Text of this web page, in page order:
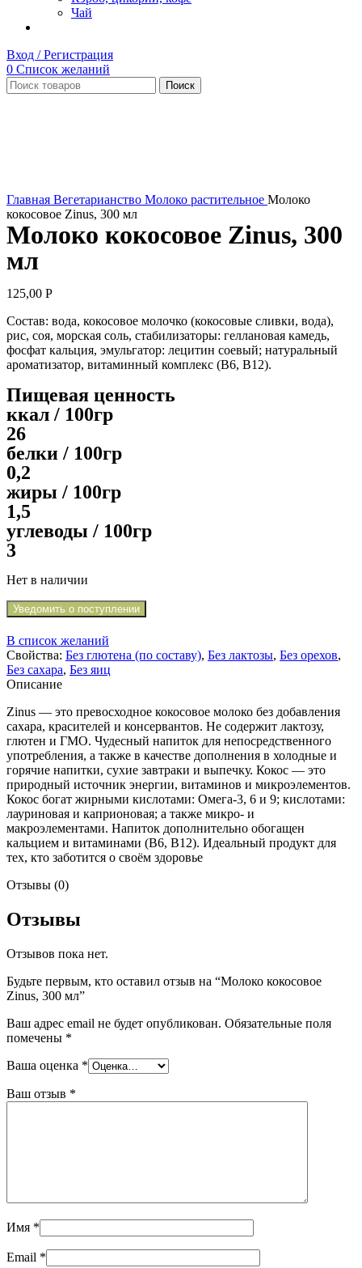
Чай
Вход / Регистрация
0 Список желаний
Поиск
Главная Вегетарианство Молоко растительное Молоко
кокосовое Zinus, 300 мл
Молоко кокосовое Zinus, 300
мл
125,00 Р
Состав: вода, кокосовое молочко (кокосовые сливки, вода),
рис, соя, морская соль, стабилизаторы: геллановая камедь,
фосфат кальция, эмульгатор: лецитин соевый; натуральный
ароматизатор, витаминный комплекс (B6, В12).
Пищевая ценность
ккал / 100гр
26
белки / 100гр
0,2
жиры / 100гр
1,5
углеводы / 100гр
3
Нет в наличии
Уведомить о поступлении
В список желаний
Свойства: Без глютена (по составу), Без лактозы, Без орехов,
Без сахара, Без яиц
Описание
Zinus — это превосходное кокосовое молоко без добавления
сахара, красителей и консервантов. Не содержит лактозу,
глютен и ГМО. Чудесный напиток для непосредственного
употребления, а также в качестве дополнения в холодные и
горячие напитки, сухие завтраки и выпечку. Кокос — это
природный источник энергии, витаминов и микроэлементов.
Кокос богат жирными кислотами: Омега-3, 6 и 9; кислотами:
лауриновая и каприоновая; а также микро- и
макроэлементами. Напиток дополнительно обогащен
кальцием и витаминами (В6, В12). Идеальный продукт для
тех, кто заботится о своём здоровье
Отзывы (0)
Отзывы
Отзывов пока нет.
Будьте первым, кто оставил отзыв на “Молоко кокосовое
Zinus, 300 мл”
Ваш адрес email не будет опубликован. Обязательные поля
помечены *
Ваша оценка *
Ваш отзыв *
Имя *
Email *